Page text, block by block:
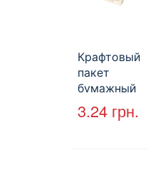
Крафтовый
пакет
бумажный
без ручек
170*140*50
3.24 грн.